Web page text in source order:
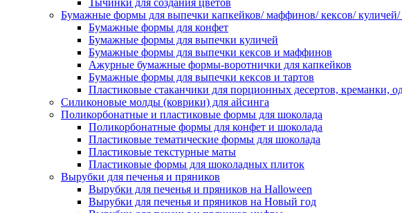
Тычинки для создания цветов
Бумажные формы для выпечки капкейков/ маффинов/ кексов/ куличей/
Бумажные формы для конфет
Бумажные формы для выпечки куличей
Бумажные формы для выпечки кексов и маффинов
Ажурные бумажные формы-воротнички для капкейков
Бумажные формы для выпечки кексов и тартов
Пластиковые стаканчики для порционных десертов, креманки,
Силиконовые молды (коврики) для айсинга
Поликорбонатные и пластиковые формы для шоколада
Поликорбонатные формы для конфет и шоколада
Пластиковые тематические формы для шоколада
Пластиковые текстурные маты
Пластиковые формы для шоколадных плиток
Вырубки для печенья и пряников
Вырубки для печенья и пряников на Halloween
Вырубки для печенья и пряников на Новый год